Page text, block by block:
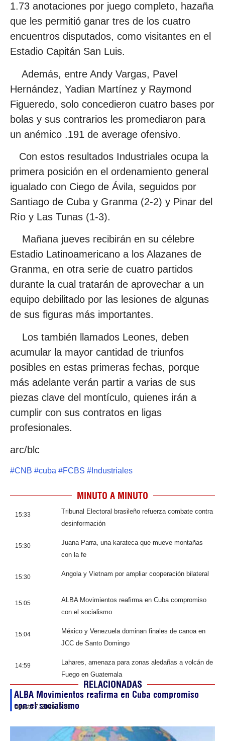
1.73 anotaciones por juego completo, hazaña
que les permitió ganar tres de los cuatro
encuentros disputados, como visitantes en el
Estadio Capitán San Luis.
Además, entre Andy Vargas, Pavel
Hernández, Yadian Martínez y Raymond
Figueredo, solo concedieron cuatro bases por
bolas y sus contrarios les promediaron para
un anémico .191 de average ofensivo.
Con estos resultados Industriales ocupa la
primera posición en el ordenamiento general
igualado con Ciego de Ávila, seguidos por
Santiago de Cuba y Granma (2-2) y Pinar del
Río y Las Tunas (1-3).
Mañana jueves recibirán en su célebre
Estadio Latinoamericano a los Alazanes de
Granma, en otra serie de cuatro partidos
durante la cual tratarán de aprovechar a un
equipo debilitado por las lesiones de algunas
de sus figuras más importantes.
Los también llamados Leones, deben
acumular la mayor cantidad de triunfos
posibles en estas primeras fechas, porque
más adelante verán partir a varias de sus
piezas clave del montículo, quienes irán a
cumplir con sus contratos en ligas
profesionales.
arc/blc
#CNB #cuba #FCBS # Industriales
MINUTO A MINUTO
15:33
Tribunal Electoral brasileño refuerza combate contra
desinformación
15:30
Juana Parra, una karateca que mueve montañas
con la fe
15:30 Angola y Vietnam por ampliar cooperación bilateral
15:05
ALBA Movimientos reafirma en Cuba compromiso
con el socialismo
15:04
México y Venezuela dominan finales de canoa en
JCC de Santo Domingo
14:59
Lahares, amenaza para zonas aledañas a volcán de
Fuego en Guatemala
RELACIONADAS
ALBA Movimientos reafirma en Cuba compromiso
con el socialismo
agosto 7, 202615:05